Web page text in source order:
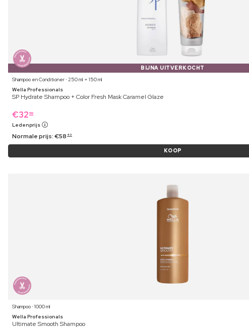
BIJNA UITVERKOCHT
Shampoo en Conditioner ⋅ 250 ml + 150 ml
Wella Professionals
SP Hydrate Shampoo + Color Fresh Mask Caramel Glaze
€32 99
Ledenprijs
Normale prijs:€58 49
KOOP
Shampoo ⋅ 1000 ml
Wella Professionals
Ultimate Smooth Shampoo